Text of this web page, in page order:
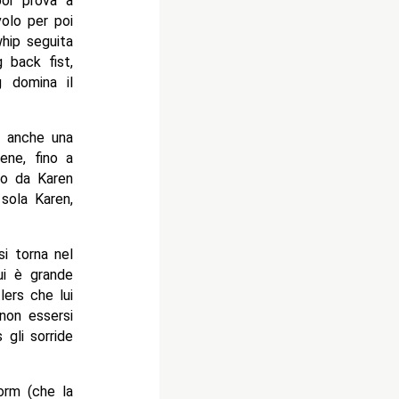
per poi
seguita
back fist,
domina il
una
fino a
da Karen
Karen,
torna nel
è grande
che lui
essersi
gli sorride
(che la